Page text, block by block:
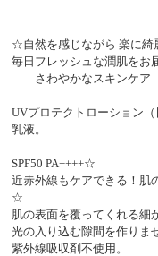
☆自然を感じながら 楽に
毎日フレッシュな潤肌をお
さわやかなスキンケア
UVプロテクトローション
乳液。
SPF50 PA++++☆
近赤外線もケアできる！肌
☆
肌の表面を覆ってくれる細
光の入り込む隙間を作りま
紫外線吸収剤不使用。